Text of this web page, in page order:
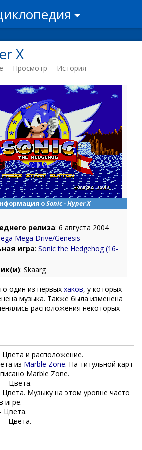
X
Просмотр История
оSonic - Hyper X
релиза: 6 августа 2004
Mega Drive/Genesis
игра: Sonic the Hedgehog (16-
: Skaarg
один из первых хаков, у которых
музыка. Также была изменена
расположения некоторых
и расположение.
из Marble Zone. На титульной карт
Marble Zone.
— Цвета.
Музыку на этом уровне часто
игре.
Цвета.
— Цвета.